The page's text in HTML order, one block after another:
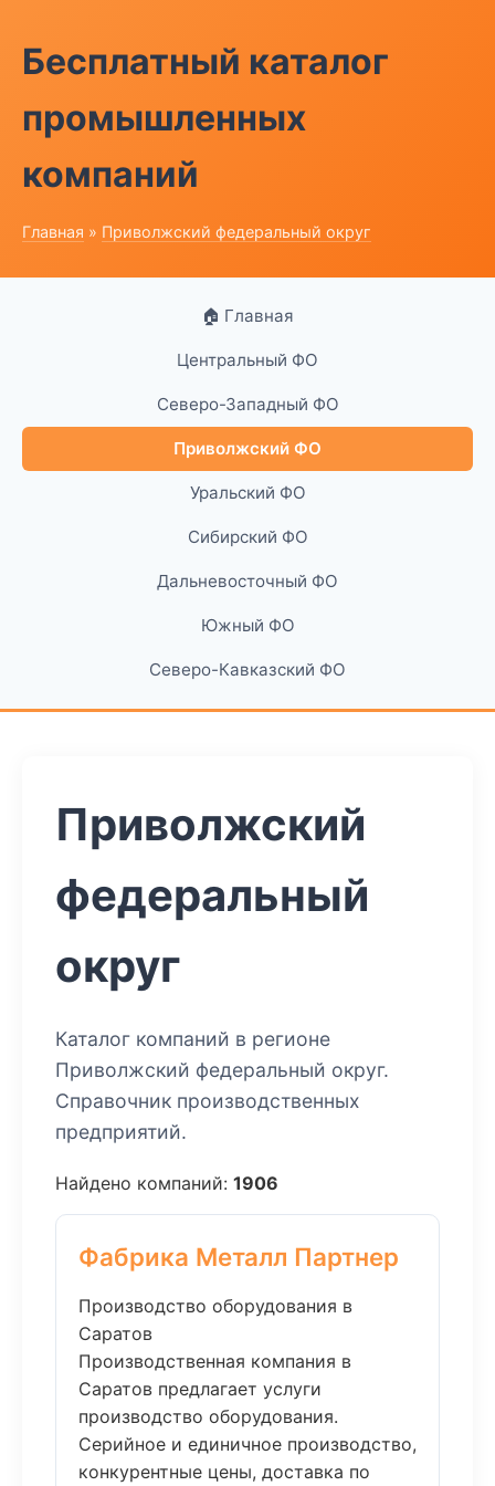
Бесплатный каталог
промышленных
компаний
Главная » Приволжский федеральный округ
🏠 Главная
Центральный ФО
Северо-Западный ФО
Приволжский ФО
Уральский ФО
Сибирский ФО
Дальневосточный ФО
Южный ФО
Северо-Кавказский ФО
Приволжский
федеральный
округ
Каталог компаний в регионе
Приволжский федеральный округ.
Справочник производственных
предприятий.
Найдено компаний: 1906
Фабрика Металл Партнер
Производство оборудования в
Саратов
Производственная компания в
Саратов предлагает услуги
производство оборудования.
Серийное и единичное производство,
конкурентные цены, доставка по